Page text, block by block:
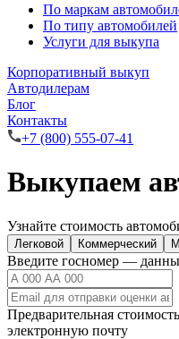
По маркам
По типу автомобилей
Услуги для выкупа
Корпоративный выкуп
Автодилерам
Блог
Контакты
+7 (800) 555-07-41
Выкупаем
Узнайте стоимость
Легковой Коммерческий
Введите госномер —
Предварительная
электронную почту